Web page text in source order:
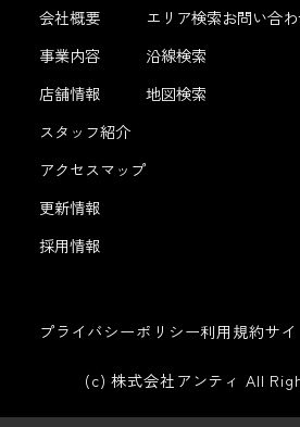
会社概要
事業内容
店舗情報
スタッフ紹介
アクセスマップ
更新情報
採用情報
エリア検索
沿線検索
地図検索
お問い合
プライバシーポリシー利用規約サ
(c) 株式会社アンティ All